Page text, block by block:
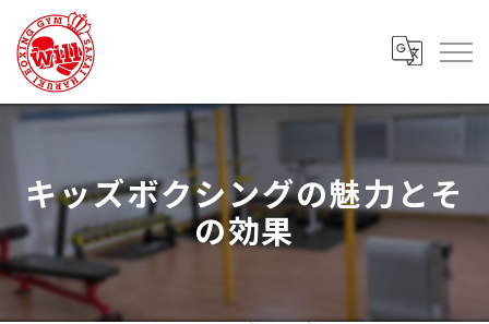
キッズボクシングの魅力とそ
の効果